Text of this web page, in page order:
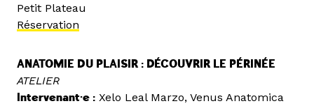
Petit Plateau
Réservation
ANATOMIE DU PLAISIR : DÉCOUVRIR LE PÉRINÉE
ATELIER
Intervenant·e : Xelo Leal Marzo, Venus Anatomica